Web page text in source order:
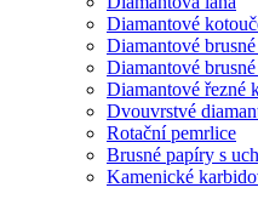
Diamantové
Diamantové
Diamantové
Diamantové řezné
Dvouvrstvé
Rotační pemrlice
Brusné papíry s
Kamenické